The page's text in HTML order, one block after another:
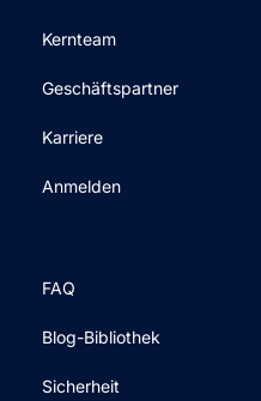
Kernteam
Geschäftspartner
Karriere
Anmelden
FAQ
Blog-Bibliothek
Sicherheit